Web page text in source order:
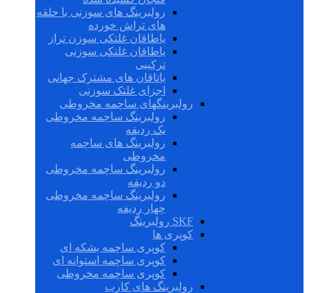
رولبرینگ های سوزنی با حلقه
های تراش خورده
یاطاقان غلتکی سوزن تراز
یاطاقان غلتکی سوزنی
ترکیبی
یاتاقان های مشترک جهانی
اجزای غلتک سوزنی
رولبرینگهای ساچمه مخروطی
رولبرینگ ساچمه مخروطی
یک ردیفه
رولبرینگ های ساچمه
مخروطی
رولبرینگ ساچمه مخروطی
دو ردیفه
رولبرینگ ساچمه مخروطی
چهار ردیفه
SKF رولبرینگ
کوپری ها
کوپری ساچمه بشکه ای
کوپری ساچمه استوانه ای
کوپری ساچمه مخروطی
رولبرینگ های کارب